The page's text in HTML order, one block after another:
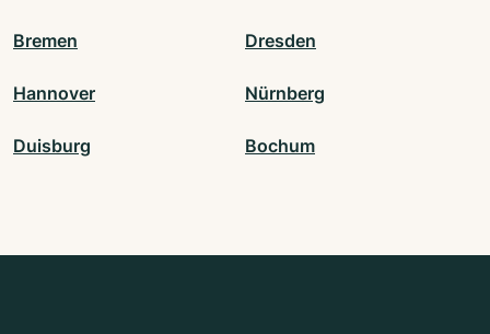
Bremen Dresden
Hannover Nürnberg
Duisburg Bochum